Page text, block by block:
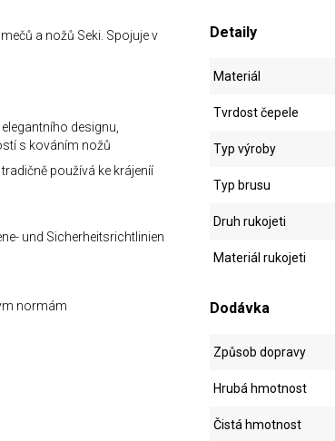
a nožů Seki. Spojuje v
designu,
s kováním nožů
používá ke krájeníí
und Sicherheitsrichtlinien
normám
Detaily
Materiál
Tvrdost čepele
Typ výroby
Typ brusu
Druh rukojeti
Materiál rukojeti
Dodávka
Způsob dopravy
Hrubá hmotnost
Čistá hmotnost